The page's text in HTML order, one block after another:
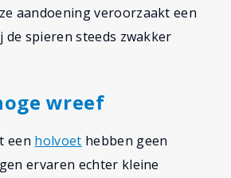
aandoening veroorzaakt een
spieren steeds zwakker
wreef
een holvoet hebben geen
ervaren echter kleine